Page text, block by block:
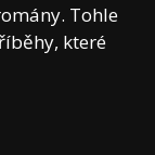
Tohle
které